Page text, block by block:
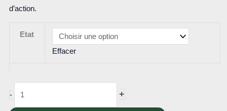
d’action.
Etat
Effacer
- +